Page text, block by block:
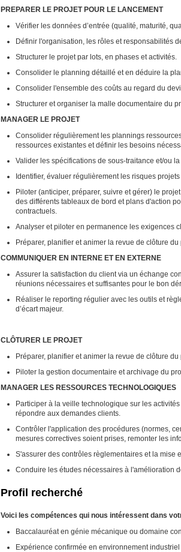
PREPARER LE PROJET POUR LE LANCEMENT
Vérifier les données d’entrée (qualité,
Définir l'organisation, les rôles et
Structurer le projet par lots,
Consolider le planning détaillé et en déduire la
Consolider l'ensemble des coûts au regard
Structurer et organiser la malle
MANAGER LE PROJET
Consolider régulièrement les plannings
ressources existantes et définir les besoins
Valider les spécifications de sous-traitance et/ou
Identifier, évaluer régulièrement les risques
Piloter (anticiper, préparer, suivre et gérer) le
des différents tableaux de bord et plans d'action
contractuels.
Analyser et piloter en permanence les
Préparer, planifier et animer la revue de clôture
COMMUNIQUER EN INTERNE ET EN EXTERNE
Assurer la satisfaction du client via un échange
réunions nécessaires et suffisantes pour le bon
Réaliser le reporting régulier avec les outils et
d’écart majeur.
CLÔTURER LE PROJET
Préparer, planifier et animer la revue de clôture
Piloter la gestion documentaire et archivage du
MANAGER LES RESSOURCES
Participer à la veille technologique sur les
répondre aux demandes clients.
Contrôler l'application des procédures (normes,
mesures correctives soient prises, remonter les
S'assurer des contrôles règlementaires et la
Conduire les études nécessaires à
Profil recherché
Voici les compétences qui nous intéressent dans
Baccalauréat en génie mécanique ou domaine
Expérience confirmée en environnement